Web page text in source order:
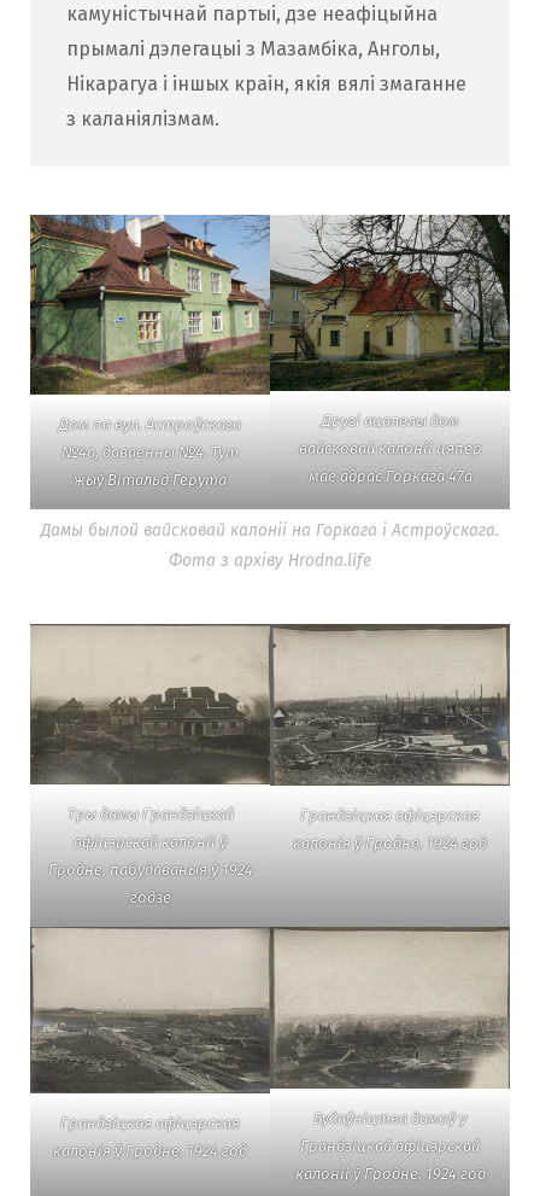
камуністычнай партыі, дзе неафіцыйна
прымалі дэлегацыі з Мазамбіка, Анголы,
Нікарагуа і іншых краін, якія вялі змаганне
з каланіялізмам.
Дом па вул. Астроўскага
№4а, даваенны №4. Тут
жыў Вітальд Герута
Другі ацалелы дом
вайсковай калоніі цяпер
мае адрас Горкага 47а
Дамы былой вайсковай калоніі на Горкага і Астроўскага.
Фота з архіву Hrodna.life
Тры дамы Грандзіцкай
афіцэрскай калоніі ў
Гродне, пабудаваныя ў 1924
годзе
Грандзіцкая афіцэрская
калонія ў Гродне. 1924 год
Грандзіцкая афіцэрская
калонія ў Гродне. 1924 год
Будаўніцтва дамоў у
Грандзіцкай афіцэрскай
калоніі ў Гродне. 1924 год